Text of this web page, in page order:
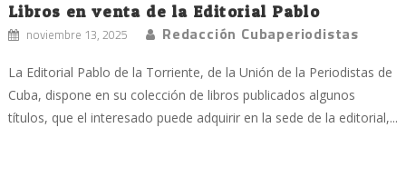
Libros en venta de la Editorial Pablo
noviembre 13, 2025 Redacción Cubaperiodistas
La Editorial Pablo de la Torriente, de la Unión de la Periodistas de
Cuba, dispone en su colección de libros publicados algunos
títulos, que el interesado puede adquirir en la sede de la editorial,...